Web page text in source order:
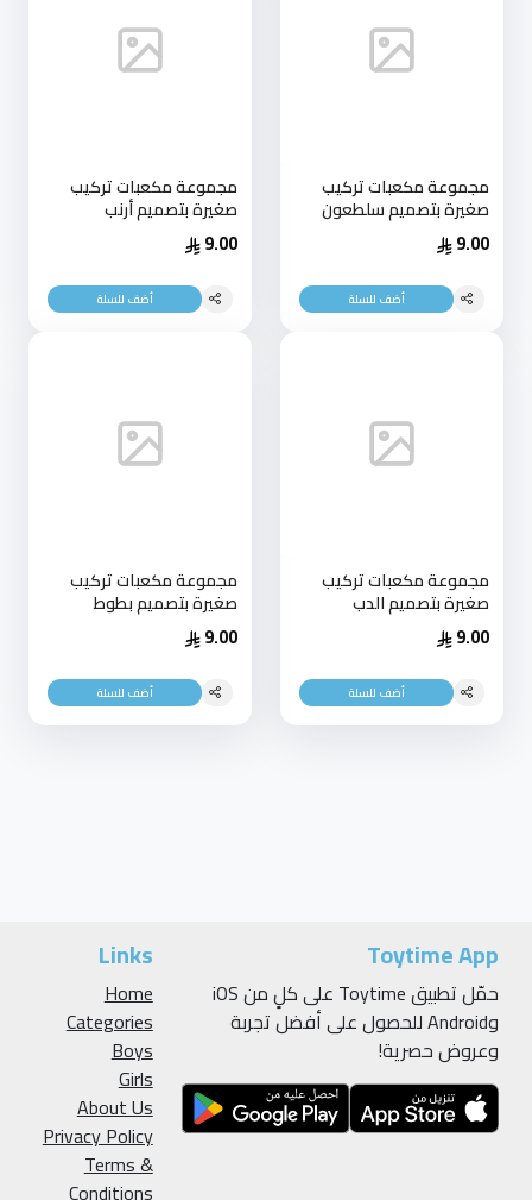
مجموعة مكعبات تركيب
صغيرة بتصميم سلطعون
9.00
أضف للسلة
مجموعة مكعبات تركيب
صغيرة بتصميم أرنب
9.00
أضف للسلة
مجموعة مكعبات تركيب
صغيرة بتصميم الدب
9.00
أضف للسلة
مجموعة مكعبات تركيب
صغيرة بتصميم بطوط
9.00
أضف للسلة
Toytime App
حمّل تطبيق Toytime على كلٍ من iOS
وAndroid للحصول على أفضل تجربة
وعروض حصرية!
Links
Home
Categories
Boys
Girls
About Us
Privacy Policy
Terms &
Conditions